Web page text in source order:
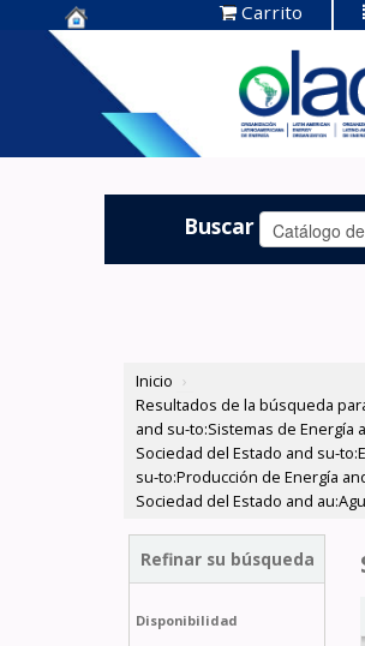
Centro de
Documentación
OLADE -
Carrito
Buscar
Inicio ›
Resultados de la búsqueda
and su-to:Sistemas de Energía
Sociedad del Estado and su-
su-to:Producción de Energía
Sociedad del Estado and
Refinar su búsqueda
Disponibilidad